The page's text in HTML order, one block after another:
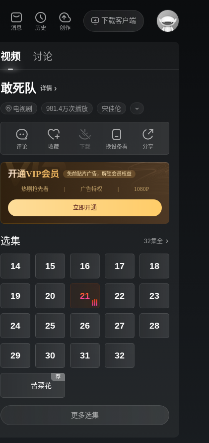
消息 历史 创作
下载客户端
视频 讨论
敢死队 详情 ›
电视剧 981.4万次播放 宋佳伦
评论 收藏 下载 换设备看 分享
开通VIP会员 免前贴片广告，解锁会员权益
热剧抢先看 | 广告特权 | 1080P
立即开通
选集 32集全
14 15 16 17 18
19 20 21 22 23
24 25 26 27 28
29 30 31 32
苦菜花
荐
更多选集